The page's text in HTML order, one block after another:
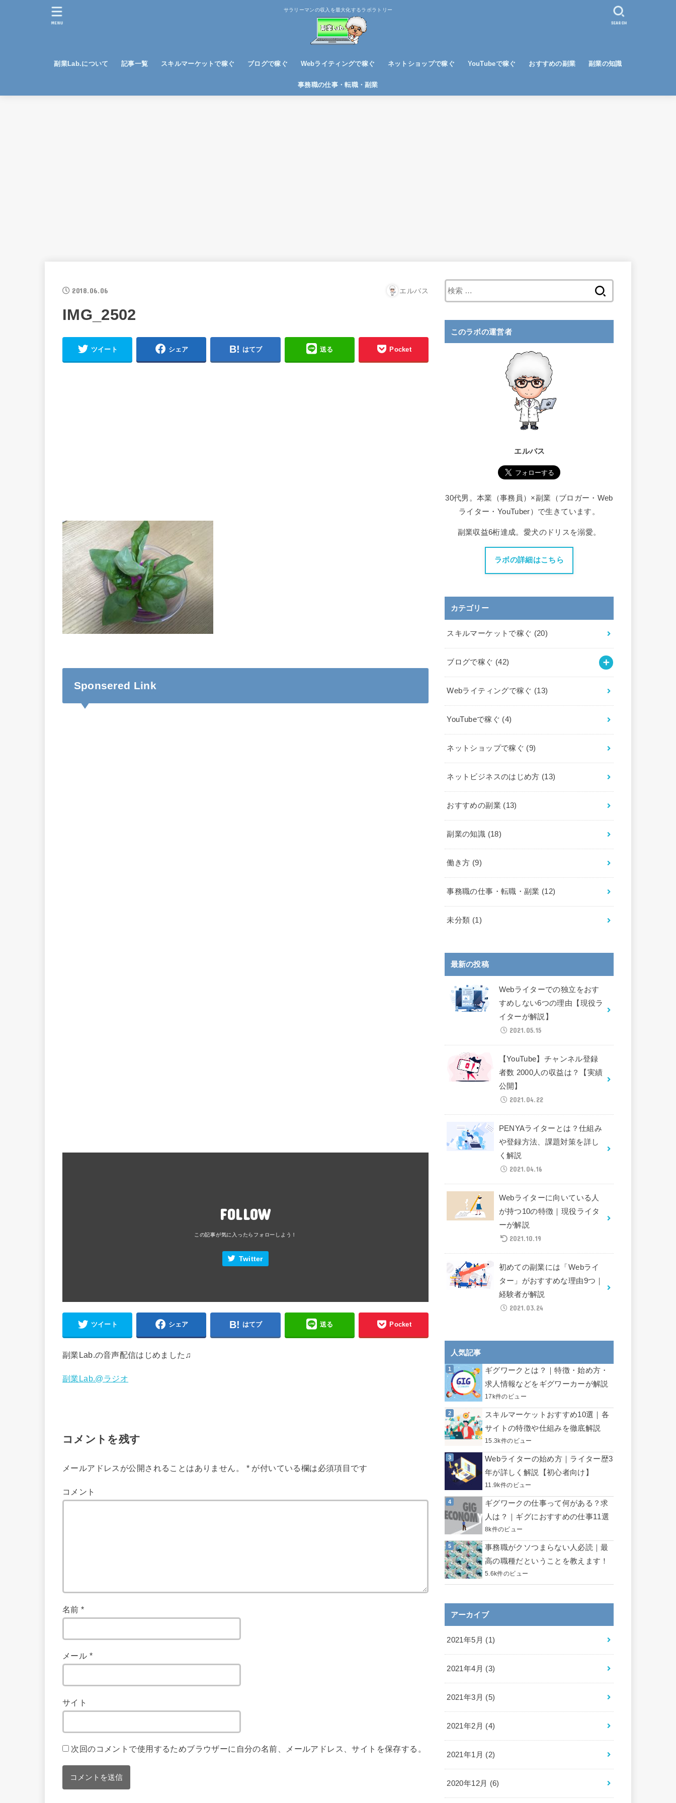
サラリーマンの収入を最大化するラボラトリー
副業Lab.について 記事一覧 スキルマーケットで稼ぐ ブログで稼ぐ
アフィリエイトで稼ぐ
Webライティングで稼ぐ ネットショップで稼ぐ YouTubeで稼ぐ おすすめの副業 副業の知識
事務職の仕事・転職・副業
SEARCH
MENU
2018.06.06 エルバス
IMG_2502
ツイート シェア はてブ 送る Pocket
Sponsered Link
FOLLOW
Twitter
ツイート シェア はてブ 送る Pocket
副業Lab.の音声配信はじめました♫
副業Lab.@ラジオ
コメントを残す
メールアドレスが公開されることはありません。 *が付いている欄は必須項目です
コメント
名前*
メール *
サイト
次回のコメントで使用するためブラウザーに自分の名前、メールアドレス、サイトを保存する。
索
このラボの運営者
エルバス
30代男。本業（事務員）×副業（ブロガー・Web
ライター・YouTuber）で生きています。
副業収益6桁達成。愛犬のドリスを溺愛。
ラボの詳細はこちら
カテゴリー
スキルマーケットで稼ぐ (20)
ブログで稼ぐ (42)
Webライティングで稼ぐ (13)
YouTubeで稼ぐ (4)
ネットショップで稼ぐ (9)
ネットビジネスのはじめ方 (13)
おすすめの副業 (13)
副業の知識 (18)
働き方 (9)
事務職の仕事・転職・副業 (12)
未分類 (1)
最新の投稿
Webライターでの独立をおす
すめしない6つの理由【現役ラ
イターが解説】
2021.05.15
【YouTube】チャンネル登録
者数 2000人の収益は？【実績
公開】
2021.04.22
PENYAライターとは？仕組み
や登録方法、課題対策を詳し
く解説
2021.04.16
Webライターに向いている人
が持つ10の特徴｜現役ライタ
ーが解説
2021.10.19
初めての副業には「Webライ
ター」がおすすめな理由9つ｜
経験者が解説
2021.03.24
人気記事
ギグワークとは？｜特徴・始め方・
求人情報などをギグワーカーが解説
17k件のビュー
スキルマーケットおすすめ10選｜各
サイトの特徴や仕組みを徹底解説
15.3k件のビュー
Webライターの始め方｜ライター歴3
年が詳しく解説【初心者向け】
11.9k件のビュー
ギグワークの仕事って何がある？求
人は？｜ギグにおすすめの仕事11選
8k件のビュー
事務職がクソつまらない人必読｜最
高の職種だということを教えます！
5.6k件のビュー
アーカイブ
2021年5月 (1)
2021年4月 (3)
2021年3月 (5)
2021年2月 (4)
2021年1月 (2)
2020年12月 (6)